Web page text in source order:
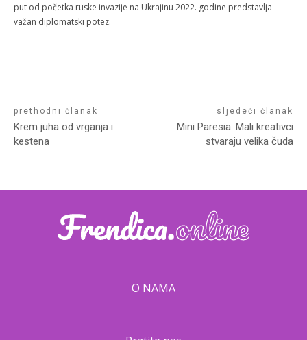
put od početka ruske invazije na Ukrajinu 2022. godine predstavlja
važan diplomatski potez.
prethodni članak
Krem juha od vrganja i
kestena
sljedeći članak
Mini Paresia: Mali kreativci
stvaraju velika čuda
O NAMA